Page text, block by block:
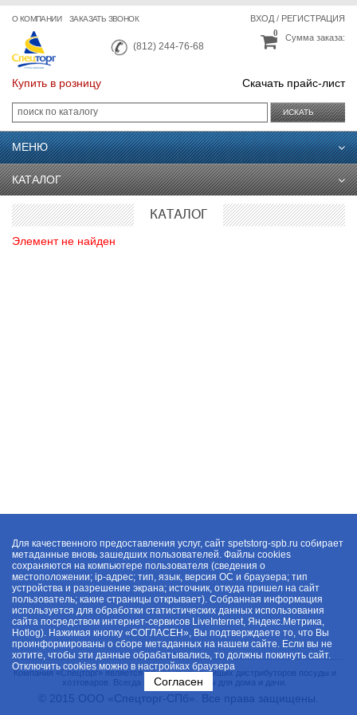
О КОМПАНИИ ЗАКАЗАТЬ ЗВОНОК
(812) 244-76-68
ВХОД/ РЕГИСТРАЦИЯ
Сумма заказа:
0
Купить в розницу Скачать прайс-лист
ИСКАТЬ
МЕНЮ
КАТАЛОГ
КАТАЛОГ
Элемент не найден
Компания «Спецторг» является одним из крупнейших дистрибуторов посуды и
хозтоваров. Всегда в наличии товары для дома и дачи.
© 2015 ООО «Спецторг-СПб». Все права защищены.
Для качественного предоставления услуг, сайт spetstorg-spb.ru собирает
метаданные вновь зашедших пользователей. Файлы cookies
сохраняются на компьютере пользователя (сведения о
местоположении; ip-адрес; тип, язык, версия ОС и браузера; тип
устройства и разрешение экрана; источник, откуда пришел на сайт
пользователь; какие страницы открывает). Собранная информация
используется для обработки статистических данных использования
сайта посредством интернет-сервисов LiveInternet, Яндекс.Метрика,
Hotlog). Нажимая кнопку «СОГЛАСЕН», Вы подтверждаете то, что Вы
проинформированы о сборе метаданных на нашем сайте. Если вы не
хотите, чтобы эти данные обрабатывались, то должны покинуть сайт.
Отключить cookies можно в настройках браузера
Согласен